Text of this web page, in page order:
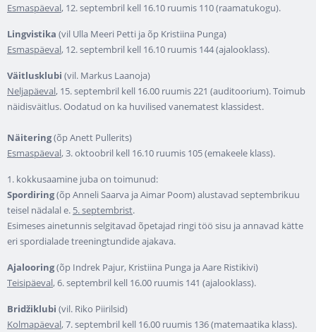
Esmaspäeval, 12. septembril kell 16.10 ruumis 110 (raamatukogu).
Lingvistika (vil Ulla Meeri Petti ja õp Kristiina Punga)
Esmaspäeval, 12. septembril kell 16.10 ruumis 144 (ajalooklass).
Väitlusklubi (vil. Markus Laanoja)
Neljapäeval, 15. septembril kell 16.00 ruumis 221 (auditoorium). Toimub
näidisväitlus. Oodatud on ka huvilised vanematest klassidest.
Näitering(õp Anett Pullerits)
Esmaspäeval, 3. oktoobril kell 16.10 ruumis 105 (emakeele klass).
1. kokkusaamine juba on toimunud:
Spordiring(õp Anneli Saarva ja Aimar Poom) alustavad septembrikuu
teisel nädalal e. 5. septembrist.
Esimeses ainetunnis selgitavad õpetajad ringi töö sisu ja annavad kätte
eri spordialade treeningtundide ajakava.
Ajalooring(õp Indrek Pajur, Kristiina Punga ja Aare Ristikivi)
Teisipäeval, 6. septembril kell 16.00 ruumis 141 (ajalooklass).
Bridžiklubi (vil. Riko Piirilsid)
Kolmapäeval, 7. septembril kell 16.00 ruumis 136 (matemaatika klass).